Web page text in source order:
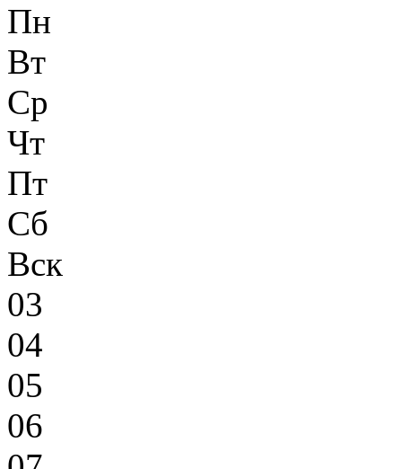
Пн
Вт
Ср
Чт
Пт
Сб
Вск
03
04
05
06